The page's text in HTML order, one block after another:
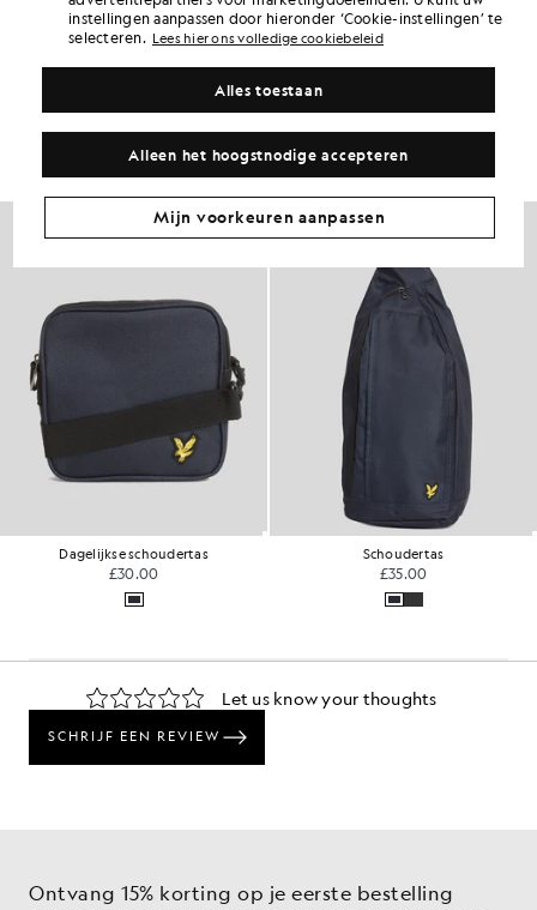
PRODUCTGEGEVENS
SAMENSTELLING EN ONDERHOUD
Ga voor deze look
Stel een complete outfit samen met verfijnde kledingstukken die je
garderobe naar een hoger niveau tillen.
Dagelijkse schoudertas
£30.00
Schoudertas
£35.00
Ontvang 15% korting op je eerste bestelling
instellingen aanpassen door hieronder ‘Cookie-instellingen’ te
selecteren. Lees hier ons volledige cookiebeleid
Alleen het hoogstnodige accepteren
Alles toestaan
Mijn voorkeuren aanpassen